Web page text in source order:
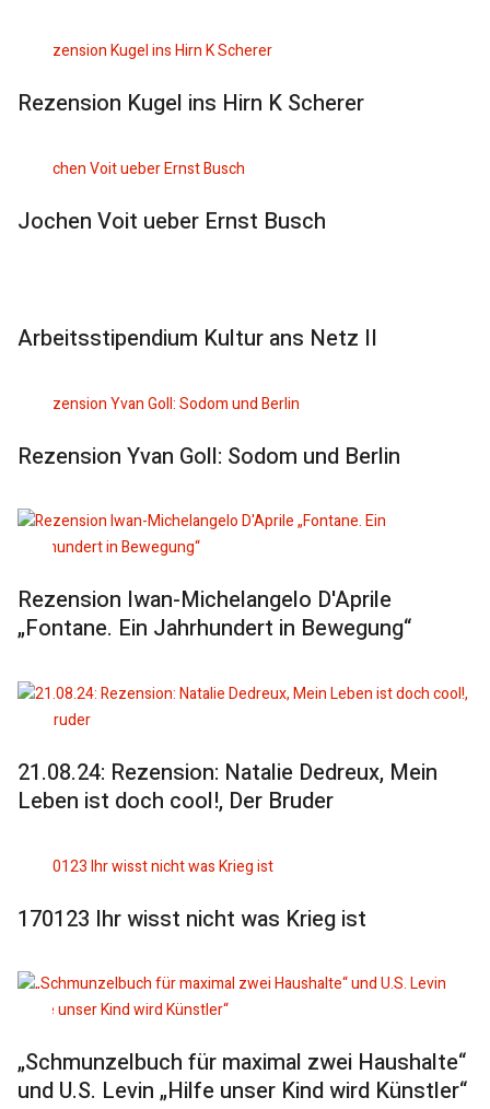
Rezension Kugel ins Hirn K Scherer
Jochen Voit ueber Ernst Busch
Arbeitsstipendium Kultur ans Netz II
Rezension Yvan Goll: Sodom und Berlin
Rezension Iwan-Michelangelo D'Aprile
„Fontane. Ein Jahrhundert in Bewegung“
21.08.24: Rezension: Natalie Dedreux, Mein
Leben ist doch cool!, Der Bruder
170123 Ihr wisst nicht was Krieg ist
„Schmunzelbuch für maximal zwei Haushalte“
und U.S. Levin „Hilfe unser Kind wird Künstler“